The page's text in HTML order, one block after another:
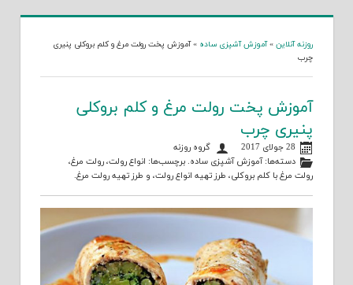
روزنه آنلاین »آموزش آشپزی ساده »آموزش پخت رولت مرغ و کلم بروکلی پنیری
چرب
آموزش پخت رولت مرغ و کلم بروکلی
پنیری چرب
28 جولای 2017
گروه روزنه
دسته‌ها:آموزش آشپزی ساده. برچسب‌ها: انواع رولت،رولت مرغ،
رولت مرغ با کلم بروکلی، طرز تهیه انواع رولت، و طرز تهیه رولت مرغ.